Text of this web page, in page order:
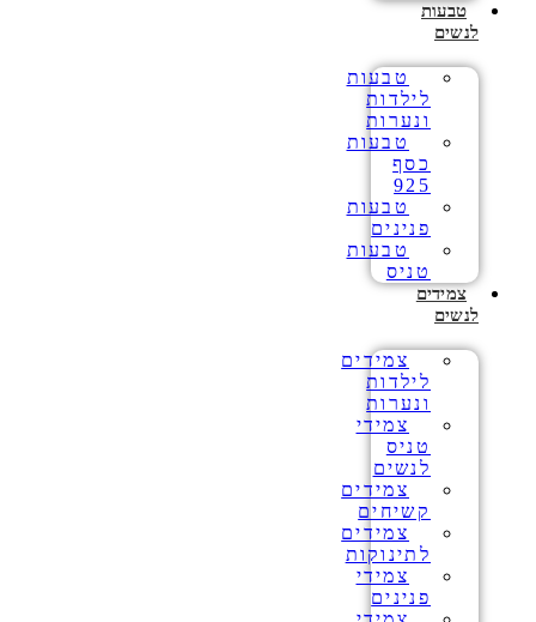
טבעות
לנשים
טבעות
לילדות
ונערות
טבעות
כסף
925
טבעות
פנינים
טבעות
טניס
צמידים
לנשים
צמידים
לילדות
ונערות
צמידי
טניס
לנשים
צמידים
קשיחים
צמידים
לתינוקות
צמידי
פנינים